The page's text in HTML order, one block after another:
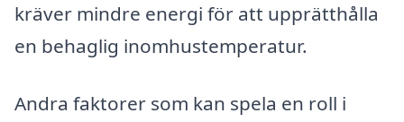
kräver mindre energi för att upprätthålla
en behaglig inomhustemperatur.
Andra faktorer som kan spela en roll i